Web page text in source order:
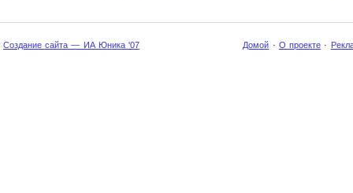
Создание сайта — ИА Юника '07 Домой · О проекте ·